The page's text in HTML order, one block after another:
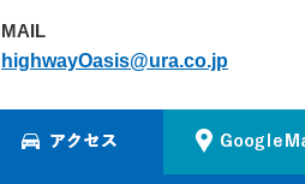
MAIL
highwayOasis@ura.co.jp